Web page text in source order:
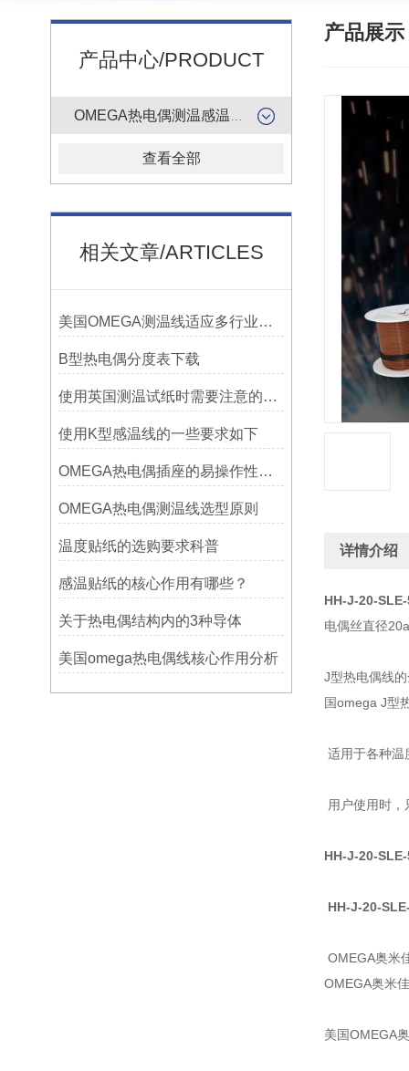
产品中心/PRODUCT
查看全部
相关文章/ARTICLES
美国OMEGA测温线适应多行业需求
B型热电偶分度表下载
使用英国测温试纸时需要注意的事项
使用K型感温线的一些要求如下
OMEGA热电偶插座的易操作性探讨
OMEGA热电偶测温线选型原则
温度贴纸的选购要求科普
感温贴纸的核心作用有哪些？
关于热电偶结构内的3种导体
美国omega热电偶线核心作用分析
产品展示
详情介绍
HH-J-20-
电偶丝直径
J型热电偶线
国omega J型
适用于各种温
用户使用时
HH-J-20-
HH-J-20-
OMEGA奥米
OMEGA奥米
美国OMEGA